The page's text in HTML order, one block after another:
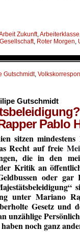
Zukunft,Arbeiterklasse
, Roter Morgen,
Gutschmidt,
Gutschmidt
Pablo
sitzen
Recht auf freie
die in den
Kritik an
oder gar
unter Mariano
Gesetz und
unzählige
noch ganz